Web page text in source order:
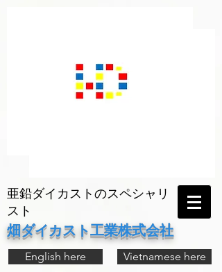
亜鉛ダイカストのスペシャリ
スト
畑ダイカスト工業株式会社
English here Vietnamese here